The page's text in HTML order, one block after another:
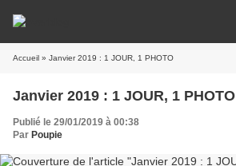
Accueil » Janvier 2019 : 1 JOUR, 1 PHOTO
Janvier 2019 : 1 JOUR, 1 PHOTO
Publié le 29/01/2019 à 00:38
Par Poupie